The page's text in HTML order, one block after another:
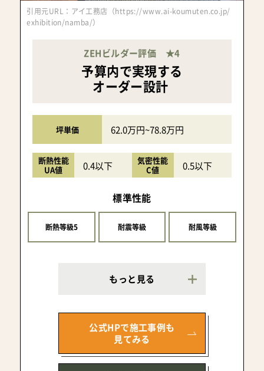
引用元URL：アイ工務店（https://www.ai-koumuten.co.jp/
exhibition/namba/）
ZEHビルダー評価 ★4
予算内で実現する
オーダー設計
坪単価 62.0万円~78.8万円
断熱性能
UA値
0.4以下
気密性能
C値
0.5以下
標準性能
断熱等級5 耐震等級 耐風等級
もっと見る
公式HPで施工事例も
見てみる